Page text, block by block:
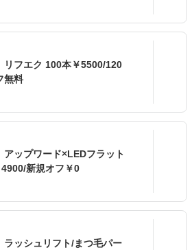
リフエク 100本￥5500/120
無料
アップワード×LEDフラット
新規オフ￥0
ラッシュリフト/まつ毛パー